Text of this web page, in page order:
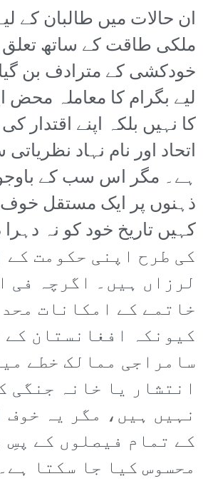
ان حالات میں طالبان کے
ملکی طاقت کے ساتھ
خودکشی کے مترادف بن
لیے بگرام کا معاملہ
کا نہیں بلکہ اپنے اقتدار
اتحاد اور نام نہاد
ہے۔ مگر اس سب کے
ذہنوں پر ایک مستقل
کی طرح اپنی حکومت کے
لرزاں ہیں۔ اگرچہ فی
خاتمے کے امکانات
کیونکہ افغانستان
سامراجی ممالک خطے
انتشار یا خانہ جنگی
نہیں ہیں، مگر یہ
کے تمام فیصلوں کے پسِ
محسوس کیا جا سکتا ہے۔